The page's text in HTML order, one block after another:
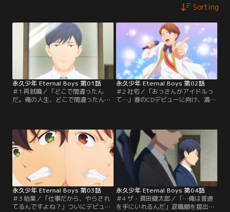
Sorting
永久少年 Eternal Boys 第01話
＃1 再就職／「どこで間違ったん
だ。俺の人生、どこで間違ったん
ーとして再就職を決めた。しかし、
研修のためホテルの宴会場へ向かっ
た真田は、満プロ40周年を記念して
結成されたおっさんアイドルプロジ
ェクト「永久少年」のメンバーとし
てステージに立っていた--！
永久少年 Eternal Boys 第02話
＃2 社宅／「おっさんがアイドルっ
て…」春のCDデビューに向け、満プ
が設置され、朝昼晩1時間ずつ彼ら
の様子が撮影される仕組みだ。集合
したおっさんたちは一人ずつ自己紹
介を始めるが、状況が理解できてい
ない真田は戸惑うばかりで…。
永久少年 Eternal Boys 第03話
＃3 始業／「仕事だから、やらされ
てるんですよね？」ついにデビュー
永久少年 Eternal Boys 第04話
＃4 ザ・真田健太郎／「…俺は普通
を手にいれるんだ」退職願を提出し